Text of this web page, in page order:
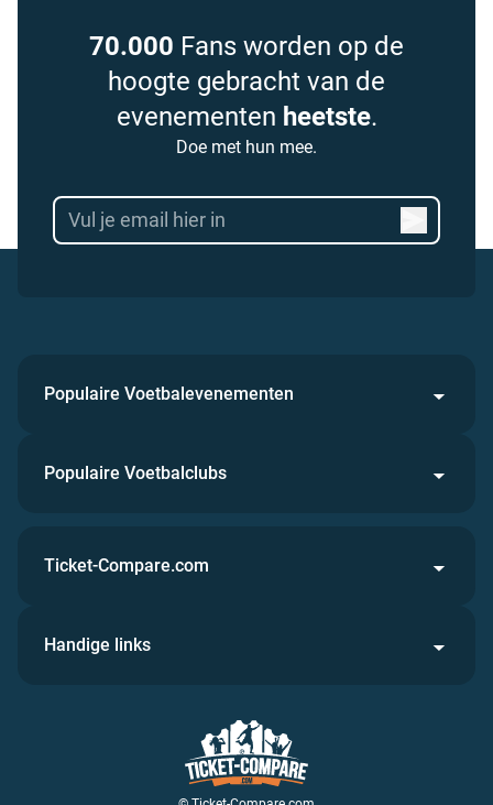
70.000 Fans worden op de
hoogte gebracht van de
evenementen heetste.
Doe met hun mee.
Populaire Voetbalevenementen
Populaire Voetbalclubs
Ticket-Compare.com
Handige links